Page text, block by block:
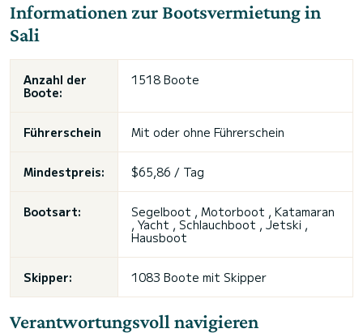
Informationen zur Bootsvermietung in
Sali
Anzahl der
Boote:
1518 Boote
Führerschein Mit oder ohne Führerschein
Mindestpreis: $65,86 / Tag
Bootsart:
Segelboot , Motorboot , Katamaran
, Yacht , Schlauchboot , Jetski ,
Hausboot
Skipper: 1083 Boote mit Skipper
Verantwortungsvoll navigieren